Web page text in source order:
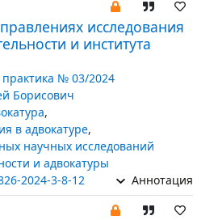
исследования
и института
практика № 03/2024
Борисович
,
в адвокатуре,
научных исследований
и адвокатуры
2024-3-8-12 Аннотация